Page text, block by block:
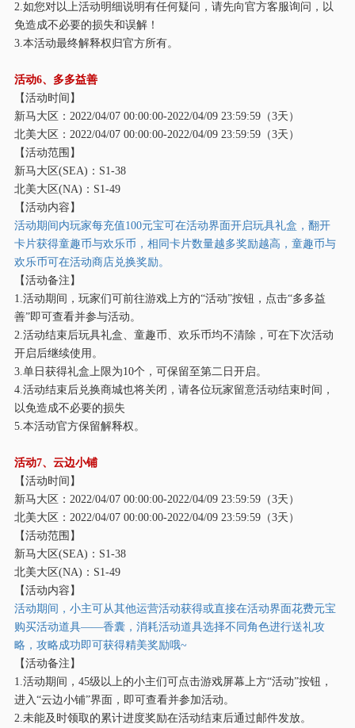
2.如您对以上活动明细说明有任何疑问，请先向官方客服询问，以
免造成不必要的损失和误解！
3.本活动最终解释权归官方所有。
活动6、多多益善
【活动时间】
新马大区： 2022/04/07 00:00:00-2022/04/09 23:59:59（3天）
北美大区： 2022/04/07 00:00:00-2022/04/09 23:59:59（3天）
【活动范围】
新马大区(SEA)：S1-38
北美大区(NA)：S1-49
【活动内容】
活动期间内玩家每充值100元宝可在活动界面开启玩具礼盒，翻开
卡片获得童趣币与欢乐币，相同卡片数量越多奖励越高，童趣币与
欢乐币可在活动商店兑换奖励。
【活动备注】
1.活动期间，玩家们可前往游戏上方的“活动”按钮，点击“多多益
善”即可查看并参与活动。
2.活动结束后玩具礼盒、童趣币、欢乐币均不清除，可在下次活动
开启后继续使用。
3.单日获得礼盒上限为10个，可保留至第二日开启。
4.活动结束后兑换商城也将关闭，请各位玩家留意活动结束时间，
以免造成不必要的损失
5.本活动官方保留解释权。
活动7、云边小铺
【活动时间】
新马大区： 2022/04/07 00:00:00-2022/04/09 23:59:59（3天）
北美大区： 2022/04/07 00:00:00-2022/04/09 23:59:59（3天）
【活动范围】
新马大区(SEA)：S1-38
北美大区(NA)：S1-49
【活动内容】
活动期间，小主可从其他运营活动获得或直接在活动界面花费元宝
购买活动道具——香囊，消耗活动道具选择不同角色进行送礼攻
略，攻略成功即可获得精美奖励哦~
【活动备注】
1.活动期间，45级以上的小主们可点击游戏屏幕上方“活动”按钮，
进入“云边小铺”界面，即可查看并参加活动。
2.未能及时领取的累计进度奖励在活动结束后通过邮件发放。